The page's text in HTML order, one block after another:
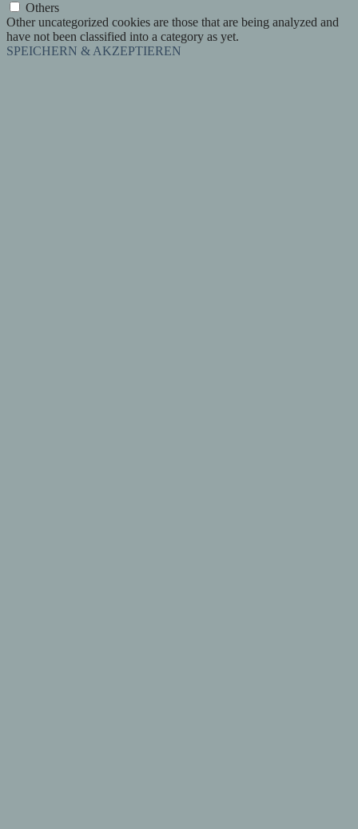
Others
Other uncategorized cookies are those that are being analyzed and
have not been classified into a category as yet.
SPEICHERN & AKZEPTIEREN